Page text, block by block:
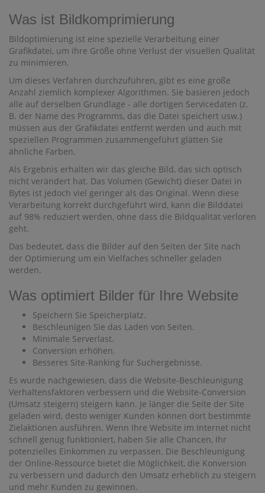
Was ist Bildkomprimierung
Bildoptimierung ist eine spezielle Verarbeitung einer
Grafikdatei, um ihre Größe ohne Verlust der visuellen Qualität
zu minimieren.
Um dieses Verfahren durchzuführen, gibt es eine große
Anzahl ziemlich komplexer Algorithmen. Sie basieren jedoch
alle auf derselben Grundlage - alle dortigen Servicedaten (z.
B. der Name des Programms, das die Datei speichert usw.)
müssen aus der Grafikdatei entfernt werden und auch mit
speziellen Programmen zusammengeführt glätten Sie
ähnliche Farben.
Als Ergebnis erhalten wir das gleiche Bild, das sich optisch
nicht verändert hat. Das Volumen (Gewicht) dieser Datei in
Bytes ist jedoch viel geringer als das Original. Wenn diese
Verarbeitung korrekt durchgeführt wird, kann die Bilddatei
auf 98% reduziert werden, ohne dass die Bildqualität verloren
geht.
Das bedeutet, dass die Bilder auf den Seiten der Site nach
der Optimierung um ein Vielfaches schneller geladen
werden.
Was optimiert Bilder für Ihre Website
Speichern Sie Speicherplatz.
Beschleunigen Sie das Laden von Seiten.
Minimale Serverlast.
Conversion erhöhen.
Besseres Site-Ranking für Suchergebnisse.
Es wurde nachgewiesen, dass die Website-Beschleunigung
Verhaltensfaktoren verbessern und die Website-Conversion
(Umsatz steigern) steigern kann. Je länger die Seite der Site
geladen wird, desto weniger Kunden können dort bestimmte
Zielaktionen ausführen. Wenn Ihre Website im Internet nicht
schnell genug funktioniert, haben Sie alle Chancen, Ihr
potenzielles Einkommen zu verpassen. Die Beschleunigung
der Online-Ressource bietet die Möglichkeit, die Konversion
zu verbessern und dadurch den Umsatz erheblich zu steigern
und mehr Kunden zu gewinnen.